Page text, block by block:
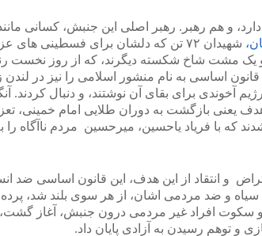
و هم رهبر. رهبر اصلی این جنبش، کسانی
شهیدان ۷۲ تن که دلشان برای فسطینی های
یک مشت شاخ شکسته دیگرند، که از روز نخست
اساسی به نام منشور اسلامی را نیز در لندن
آخوندی برای بقای آن نوشتند، و دنبال کردند.
یعنی بازگشت به دوران طلایی امام خمینی،
که با فریاد یاحسین، میرحسین مردم ناآگاه را
و انتقاد از این هدف، این قانون اساسی ضد
سیاه و ضد مردمی اشان، از هر سوی بلند شد،
سکوت افراد غیر مردمی درون جنبش، آغاز
و توهم رسیدن به آزادی پایان داد.